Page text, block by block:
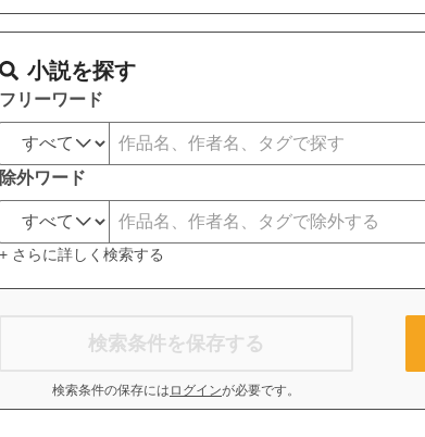
小説を探す
フリーワード
除外ワード
+ さらに詳しく検索する
検索条件を保存する
検索条件の保存には ログインが必要です。